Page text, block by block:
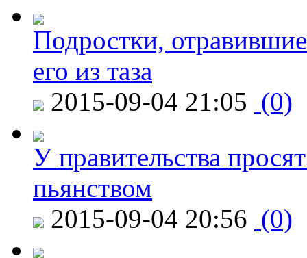
Подростки,
его из таза
2015-09-04 21:05 (0)
У правительства
пьянством
2015-09-04 20:56 (0)